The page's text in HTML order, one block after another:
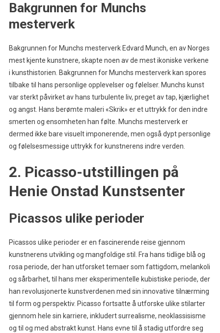
Bakgrunnen for Munchs
mesterverk
Bakgrunnen for Munchs mesterverk Edvard Munch, en av Norges
mest kjente kunstnere, skapte noen av de mest ikoniske verkene
i kunsthistorien. Bakgrunnen for Munchs mesterverk kan spores
tilbake til hans personlige opplevelser og følelser. Munchs kunst
var sterkt påvirket av hans turbulente liv, preget av tap, kjærlighet
og angst. Hans berømte maleri «Skrik» er et uttrykk for den indre
smerten og ensomheten han følte. Munchs mesterverk er
dermed ikke bare visuelt imponerende, men også dypt personlige
og følelsesmessige uttrykk for kunstnerens indre verden.
2. Picasso-utstillingen på
Henie Onstad Kunstsenter
Picassos ulike perioder
Picassos ulike perioder er en fascinerende reise gjennom
kunstnerens utvikling og mangfoldige stil. Fra hans tidlige blå og
rosa periode, der han utforsket temaer som fattigdom, melankoli
og sårbarhet, til hans mer eksperimentelle kubistiske periode, der
han revolusjonerte kunstverdenen med sin innovative tilnærming
til form og perspektiv. Picasso fortsatte å utforske ulike stilarter
gjennom hele sin karriere, inkludert surrealisme, neoklassisisme
og til og med abstrakt kunst. Hans evne til å stadig utfordre seg